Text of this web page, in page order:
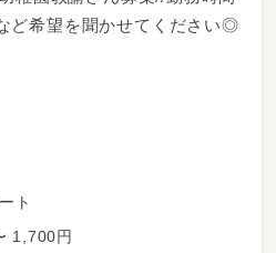
ど希望を聞かせてください◎
ト
1,700円